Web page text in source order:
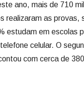
ano, mais de 710
realizaram as provas,
estudam em escolas
celular. O
com cerca de